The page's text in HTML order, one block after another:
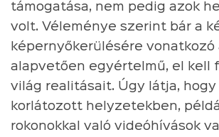
támogatása, nem pedig azok
volt. Véleménye szerint bár a
képernyőkerülésére vonatkozó
alapvetően egyértelmű, el kell
világ realitásait. Úgy látja, hogy
korlátozott helyzetekben,
rokonokkal való videóhívások